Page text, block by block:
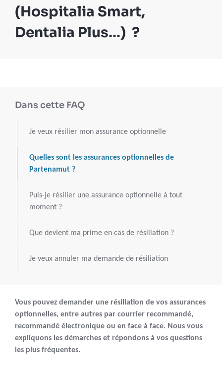
(Hospitalia Smart,
Dentalia Plus…) ?
Dans cette FAQ
Je veux résilier mon assurance optionnelle
Quelles sont les assurances optionnelles de
Partenamut ?
Puis-je résilier une assurance optionnelle à tout
moment ?
Que devient ma prime en cas de résiliation ?
Je veux annuler ma demande de résiliation
Vous pouvez demander une résiliation de vos assurances
optionnelles, entre autres par courrier recommandé,
recommandé électronique ou en face à face. Nous vous
expliquons les démarches et répondons à vos questions
les plus fréquentes.